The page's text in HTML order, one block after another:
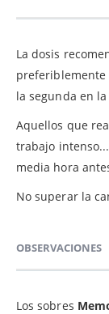
La dosis
preferiblemente
la segunda en la
Aquellos que
trabajo
media hora
No superar la
OBSERVACIONES
Los sobres